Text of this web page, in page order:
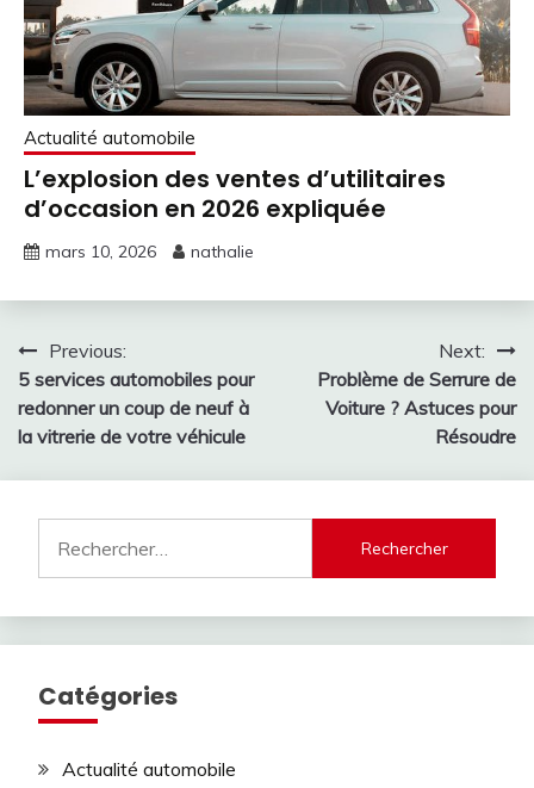
Actualité automobile
L’explosion des ventes d’utilitaires
d’occasion en 2026 expliquée
mars 10, 2026 nathalie
Navigation
de
l’article
Previous:
5 services automobiles pour
redonner un coup de neuf à
la vitrerie de votre véhicule
Next:
Problème de Serrure de
Voiture ? Astuces pour
Résoudre
Catégories
Actualité automobile